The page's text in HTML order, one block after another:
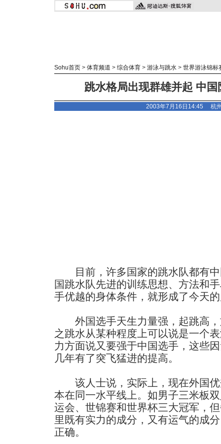
Sohu首页 > 体育频道 > 综合体育 > 游泳与跳水 > 世界游泳锦标
跳水格局出现群雄并起 中
2003年7月16日14:45 杭
目前，许多国家的跳水队都有中
国跳水队先进的训练思想、方法和
手优越的身体条件，就形成了今天
外国选手天生力量强，起跳高，
之跳水从某种程度上可以说是一个
力方面说又要强于中国选手，这些
几年有了突飞猛进的提高。
该人士说，实际上，现在外国优
本在同一水平线上。如男子三米板
运会、世锦赛和世界杯三大冠军，
里既有实力的成分，又有运气的成
正确。